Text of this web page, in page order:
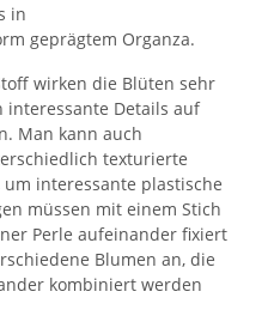
in
geprägtem Organza.
wirken die Blüten sehr
Details auf
Man kann auch
texturierte
interessante plastische
müssen mit einem Stich
Perle aufeinander fixiert
Blumen an, die
kombiniert werden